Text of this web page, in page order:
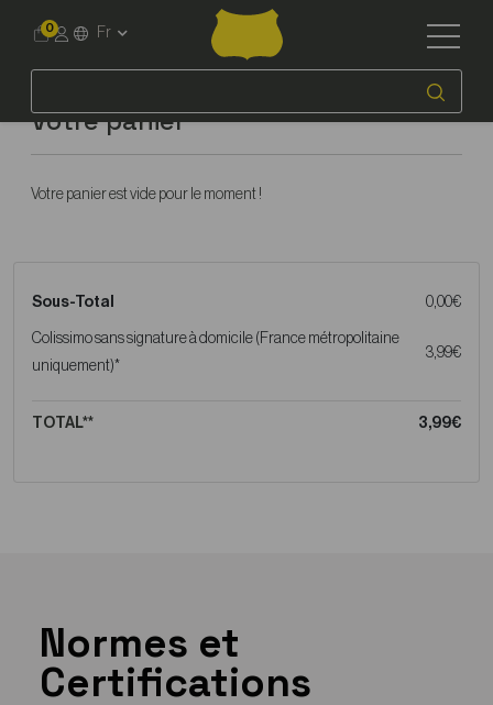
Fr
0
Votre panier
Votre panier est vide pour le moment !
Sous-Total 0,00€
Colissimo sans signature à domicile (France métropolitaine
uniquement)*
3,99€
TOTAL** 3,99€
Normes et
Certifications